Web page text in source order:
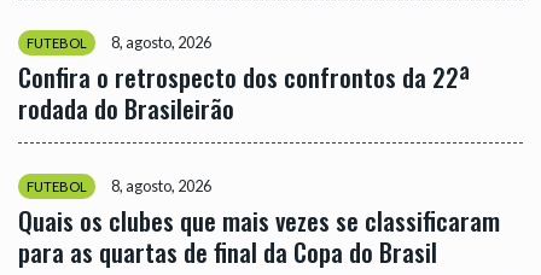
FUTEBOL 8, agosto, 2026
Confira o retrospecto dos confrontos da 22ª
rodada do Brasileirão
FUTEBOL 8, agosto, 2026
Quais os clubes que mais vezes se classificaram
para as quartas de final da Copa do Brasil